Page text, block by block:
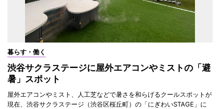
暮らす・働く
渋谷サクラステージに屋外エアコンやミストの「避
暑」スポット
屋外エアコンやミスト、人工芝などで暑さを和らげるクールスポットが
現在、渋谷サクラステージ（渋谷区桜丘町）の「にぎわいSTAGE」に